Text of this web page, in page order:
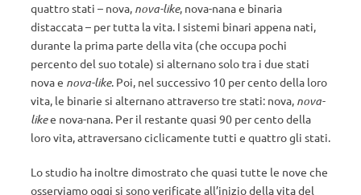
quattro stati – nova, nova-like, nova-nana e binaria
distaccata – per tutta la vita. I sistemi binari appena nati,
durante la prima parte della vita (che occupa pochi
percento del suo totale) si alternano solo tra i due stati
nova e nova-like. Poi, nel successivo 10 per cento della loro
vita, le binarie si alternano attraverso tre stati: nova, nova-
likee nova-nana. Per il restante quasi 90 per cento della
loro vita, attraversano ciclicamente tutti e quattro gli stati.
Lo studio ha inoltre dimostrato che quasi tutte le nove che
osserviamo oggi si sono verificate all’inizio della vita del